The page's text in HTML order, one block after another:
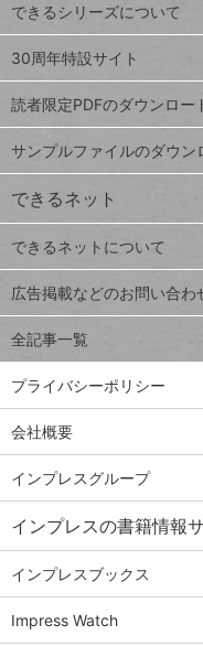
Google
スプレ
ッドシ
ート
iPhone
VLOOKUP
close
閉じ
る
ト
ッ
プ
ペ
ジ
連載
Excel Q&A
トイアンナ流仕
事術
PowerAutomate
ではじめる業務
の完全自動化
AI議事録作成術
Windows 11
Q&A
Teams踏み込み
活用術
Excel講師の仕事
術
できるシリーズについて
30周年特設サイト
読者限定PDFのダウンロー
サンプルファイルのダウン
できるネット
できるネットについて
広告掲載などのお問い合わ
全記事一覧
プライバシーポリシー
会社概要
インプレスグループ
インプレスの書籍情報
インプレスブックス
Impress Watch